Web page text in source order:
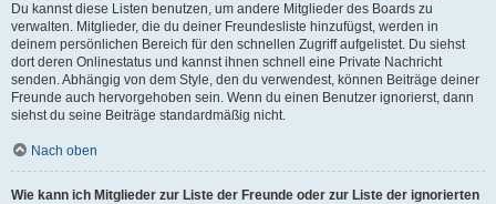
Du kannst diese Listen benutzen, um andere Mitglieder des Boards zu
verwalten. Mitglieder, die du deiner Freundesliste hinzufügst, werden in
deinem persönlichen Bereich für den schnellen Zugriff aufgelistet. Du siehst
dort deren Onlinestatus und kannst ihnen schnell eine Private Nachricht
senden. Abhängig von dem Style, den du verwendest, können Beiträge deiner
Freunde auch hervorgehoben sein. Wenn du einen Benutzer ignorierst, dann
siehst du seine Beiträge standardmäßig nicht.
Nach oben
Wie kann ich Mitglieder zur Liste der Freunde oder zur Liste der ignorierten